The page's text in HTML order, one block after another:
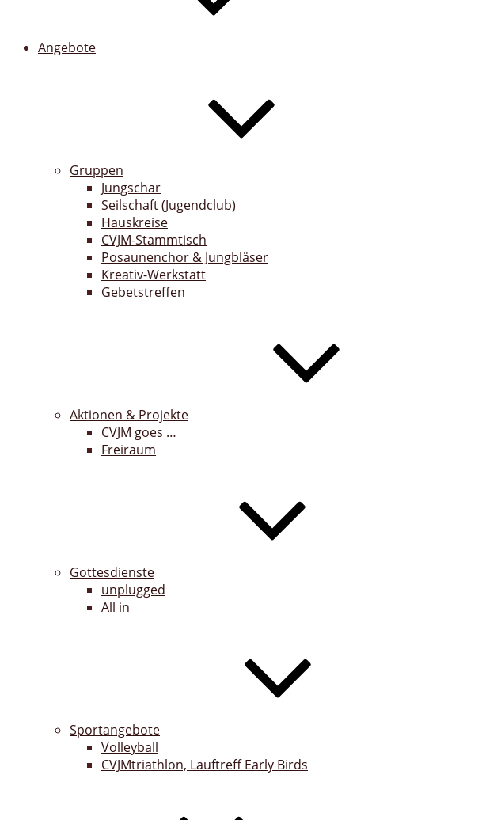
Angebote
Gruppen
Jungschar
Seilschaft (Jugendclub)
Hauskreise
CVJM-Stammtisch
Posaunenchor & Jungbläser
Kreativ-Werkstatt
Gebetstreffen
Aktionen & Projekte
CVJM goes …
Freiraum
Gottesdienste
unplugged
All in
Sportangebote
Volleyball
CVJMtriathlon, Lauftreff Early Birds